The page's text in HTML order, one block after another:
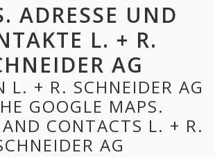
ADRESSE UND
L. + R.
AG
L. + R. SCHNEIDER AG
GOOGLE MAPS.
CONTACTS L. + R.
AG